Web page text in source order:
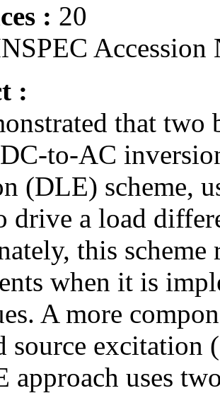
: 20
Accession
:
that two
to-AC
(DLE) scheme,
drive a load
this scheme
when it is
A more
source excitation
approach uses